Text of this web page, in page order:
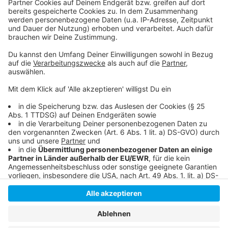
persönlicher Wochenrückblick - so privat wie noch nie,
so lustig wie immer.
Anzeige